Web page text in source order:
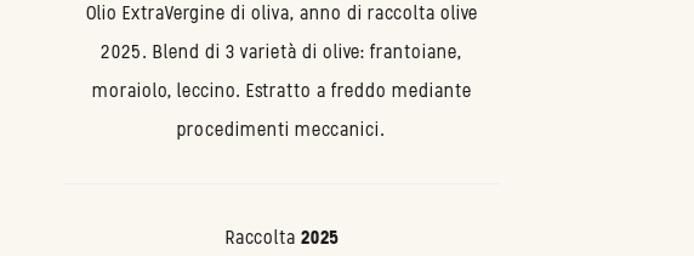
Olio ExtraVergine di oliva, anno di raccolta olive
2025. Blend di 3 varietà di olive: frantoiane,
moraiolo, leccino. Estratto a freddo mediante
procedimenti meccanici.
Raccolta 2025